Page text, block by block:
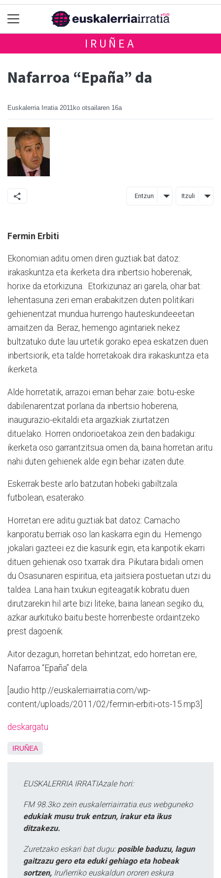
IRUÑEA
Nafarroa “Epaña” da
Euskalerria Irratia 2011ko otsailaren 16a
Entzun Itzuli
Fermin Erbiti
Ekonomian aditu omen diren guztiak bat datoz:
irakaskuntza eta ikerketa dira inbertsio hoberenak,
horixe da etorkizuna. Etorkizunaz ari garela, ohar bat:
lehentasuna zeri eman erabakitzen duten politikari
gehienentzat mundua hurrengo hauteskundeeetan
amaitzen da. Beraz, hemengo agintariek nekez
bultzatuko dute lau urtetik gorako epea eskatzen duen
inbertsiorik, eta talde horretakoak dira irakaskuntza eta
ikerketa.
Alde horretatik, arrazoi eman behar zaie: botu-eske
dabilenarentzat porlana da inbertsio hoberena,
inaugurazio-ekitaldi eta argazkiak ziurtatzen
dituelako. Horren ondorioetakoa zein den badakigu:
ikerketa oso garrantzitsua omen da, baina horretan aritu
nahi duten gehienek alde egin behar izaten dute.
Eskerrak beste arlo batzutan hobeki gabiltzala:
futbolean, esaterako.
Horretan ere aditu guztiak bat datoz: Camacho
kanporatu berriak oso lan kaskarra egin du. Hemengo
jokalari gazteei ez die kasurik egin, eta kanpotik ekarri
dituen gehienak oso txarrak dira. Pikutara bidali omen
du Osasunaren espiritua, eta jaitsiera postuetan utzi du
taldea. Lana hain txukun egiteagatik kobratu duen
dirutzarekin hil arte bizi liteke, baina lanean segiko du,
azkar aurkituko baitu beste horrenbeste ordaintzeko
prest dagoenik.
Aitor dezagun, horretan behintzat, edo horretan ere,
Nafarroa “Epaña” dela.
[audio http://euskalerriairratia.com/wp-
content/uploads/2011/02/fermin-erbiti-ots-15.mp3]
deskargatu
IRUÑEA
EUSKALERRIA IRRATIAzale hori:
FM 98.3ko zein euskalerriairratia.eus webguneko
edukiak musu truk entzun, irakur eta ikus
ditzakezu.
Zuretzako eskari bat dugu: posible baduzu, lagun
gaitzazu gero eta eduki gehiago eta hobeak
sortzen, Iruñerriko euskaldun ororen eskura